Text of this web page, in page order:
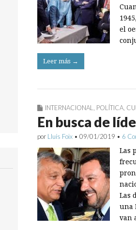
el
Leer más →
INTERNACIONAL POLÍTICA
En busca de
por Lluís Foix • 09/01/2019 • 6
Las
Las
una
van